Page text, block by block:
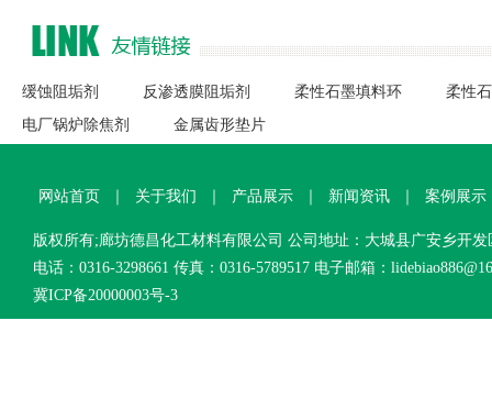
缓蚀阻垢剂 反渗透膜阻垢剂 柔性石墨填料环
柔性
电厂锅炉除焦剂
金属齿形垫片
网站首页 关于我们 产品展示 新闻资讯 案例展示
版权所有;廊坊德昌化工材料有限公司 公司地址：大城县广安乡开
电话：0316-3298661 传真：0316-5789517 电子邮箱：
冀ICP备20000003号-3